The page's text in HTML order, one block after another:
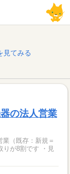
見てみる
の法人営業
（既存：新規＝
りが8割です ・見